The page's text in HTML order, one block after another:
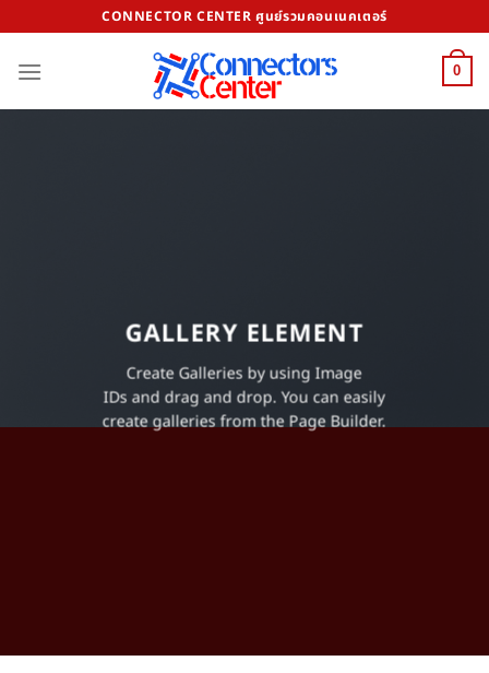
to
content
CONNECTOR CENTER ศูนย์รวมคอนเนคเตอร์
0
GALLERY ELEMENT
Create Galleries by using Image
IDs and drag and drop. You can easily
create galleries from the Page Builder.